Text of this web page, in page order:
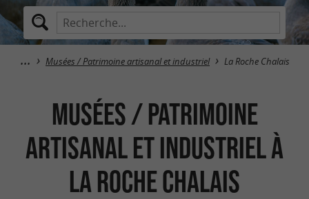
Musées / Patrimoine artisanal et industriel La Roche Chalais
Musées / Patrimoine
artisanal et industriel à
La Roche Chalais